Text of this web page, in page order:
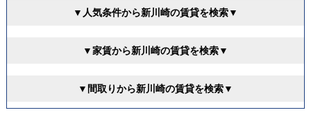
▼人気条件から新川崎の賃貸を検索▼
▼家賃から新川崎の賃貸を検索▼
▼間取りから新川崎の賃貸を検索▼